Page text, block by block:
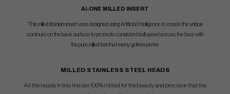
Ai-ONE MILLED INSERT
This milled titanium insert was designed using Artificial Intelligence to create the unique
contours on the back surface to promote consistent ball speed across the face with
the pure milled feel that many golfers prefer.
MILLED STAINLESS STEEL HEADS
All the heads in this line are 100% milled for the beauty and precision that the